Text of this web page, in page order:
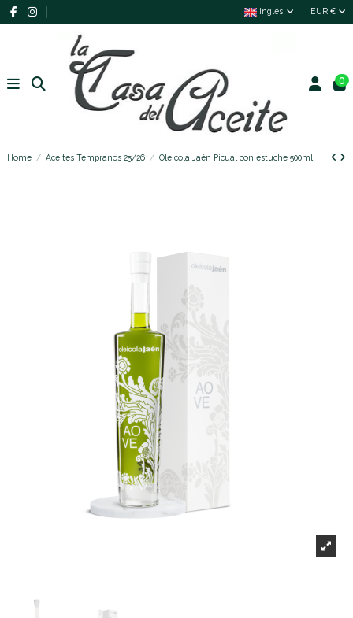
Inglés EUR €
0
Home Aceites Tempranos 25/26 Oleicola Jaén Picual con estuche 500ml